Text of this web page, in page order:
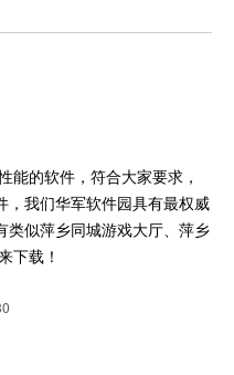
能的软件，符合大家要求，
，我们华军软件园具有最权威
类似萍乡同城游戏大厅、萍乡
下载！